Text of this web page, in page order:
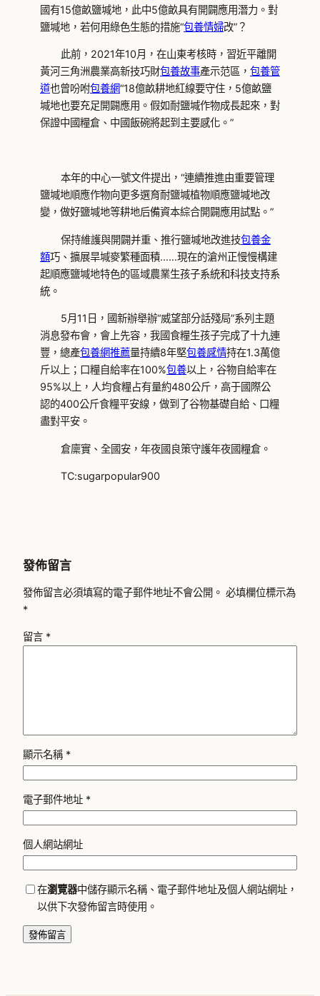
國有15億畝鹽堿地，此中5億畝具有開闢應用潛力。對
鹽堿地，若何用綠色生態的措施“包養情婦改”？
此前，2021年10月，在山東考核時，習近平離開
黃河三角洲農業高新技巧財包養故事產示范區， 包養管
道也曾吩咐包養網“18億畝耕地紅線要守住，5億畝鹽
堿地也要充足開闢應用。假如耐鹽堿作物成長起來，對
保證中國糧倉、中國飯碗將起到主要感化。”
本年的中心一號文件提出，“連續推進由重要管理
鹽堿地順應作物向更多選育耐鹽堿植物順應鹽堿地改
變，做好鹽堿地等耕地后備資本綜合開闢應用試點。”
保持維護與開闢并重、推行鹽堿地改進技包養金
額巧、擴展旱堿麥繁種面積……現在的滄州正慢慢構建
起順應鹽堿地特色的區域農業生孩子系統和科技支持系
統。
5月11日，國新辦舉辦“威望部分話殘局”系列主題
消息發布會，會上先容，我國食糧生孩子完成了十九連
豐，總產包養網推薦量持續8年堅包養感情持在1.3萬億
斤以上；口糧自給率在100%包養以上，谷物自給率在
95%以上，人均食糧占有量約480公斤，高于國際公
認的400公斤食糧平安線，做到了谷物基礎自給、口糧
盡對平安。
倉廩實、全國安，年夜國良策守護年夜國糧倉。
TC:sugarpopular900
發佈留言
發佈留言必須填寫的電子郵件地址不會公開。 必填欄位標示為
*
留言 *
顯示名稱 *
電子郵件地址 *
個人網站網址
在瀏覽器中儲存顯示名稱、電子郵件地址及個人網站網址，
以供下次發佈留言時使用。